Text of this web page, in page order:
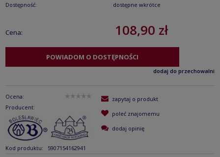
Dostępność: dostępne wkrótce
Cena: 108,90 zł
POWIADOM O DOSTĘPNOŚCI
dodaj do przechowalni
Ocena:
Producent:
Kod produktu: 5907154162941
zapytaj o produkt
poleć znajomemu
dodaj opinię